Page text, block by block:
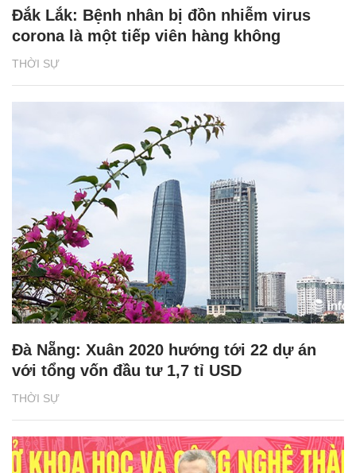
THỜI SỰ
Đắk Lắk: Bệnh nhân bị đồn nhiễm virus
corona là một tiếp viên hàng không
THỜI SỰ
Đà Nẵng: Xuân 2020 hướng tới 22 dự án
với tổng vốn đầu tư 1,7 tỉ USD